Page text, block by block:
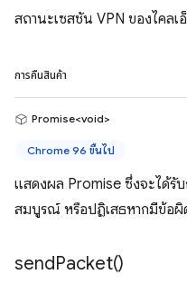
สถานะเซสชัน VPN ของไคลเ
การคืนสินค้า
Promise<void>
Chrome 96 ขึ้นไป
แสดงผล Promise ซึ่งจะได้รับ
สมบูรณ์ หรือปฏิเสธหากมีข้อผิ
sendPacket()